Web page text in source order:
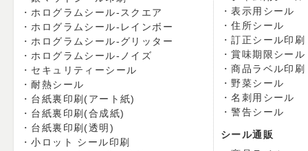
ホログラムシール-スクエア
ホログラムシール-レインボー
ホログラムシール-グリッター
ホログラムシール-ノイズ
セキュリティーシール
耐熱シール
台紙裏印刷(アート紙)
台紙裏印刷(合成紙)
台紙裏印刷(透明)
小ロット シール印刷
表示用シール
住所シール
訂正シール印刷
賞味期限シール
商品ラベル印刷
野菜シール
名刺用シール
警告シール
シール通販